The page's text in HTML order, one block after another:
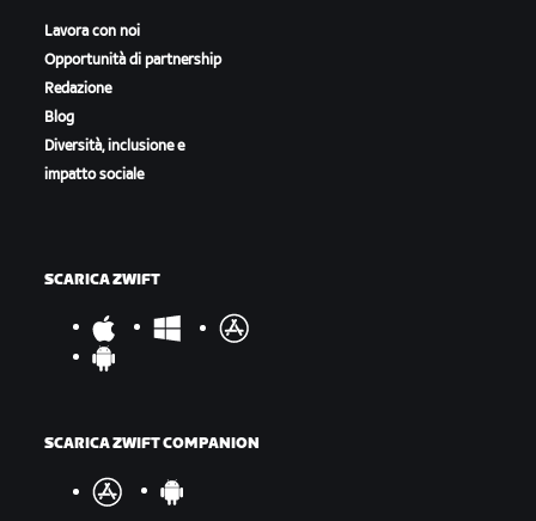
Lavora con noi
Opportunità di partnership
Redazione
Blog
Diversità, inclusione e
impatto sociale
SCARICA ZWIFT
SCARICA ZWIFT COMPANION